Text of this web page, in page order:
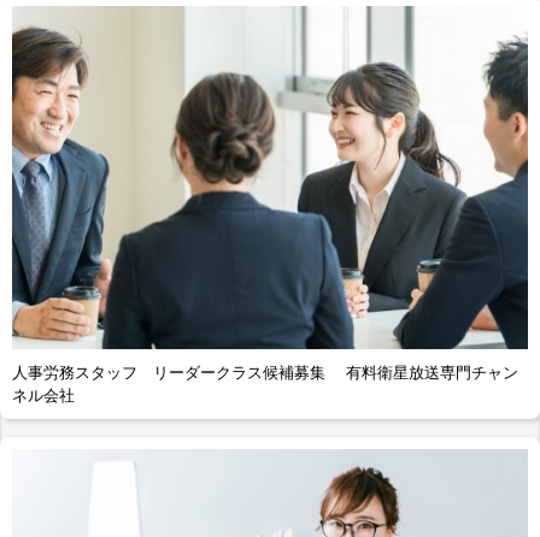
人事労務スタッフ リーダークラス候補募集 有料衛星放送専門チャン
ネル会社